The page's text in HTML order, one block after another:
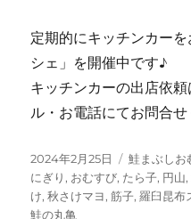
定期的にキッチンカー
シェ」を開催中です♪
キッチンカーの出店依
ル・お電話にてお問合
投
稿
日:
2024年2月25日
カ
テ
ゴ
鮭まぶしお
にぎり , おむすび, たら子, 円山,
け,秋さけマヨ,筋子,羅臼昆布
鮭の丸亀